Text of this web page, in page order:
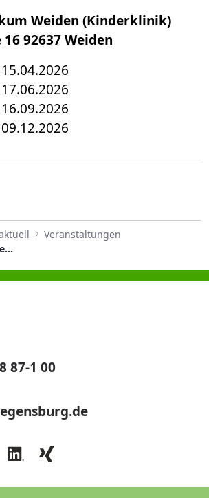
Weiden (Kinderklinik)
92637 Weiden
Veranstaltungen
Außensprechtage Epilepsie Beratung mit Update zum zweiten Halbjahr
87-1 00